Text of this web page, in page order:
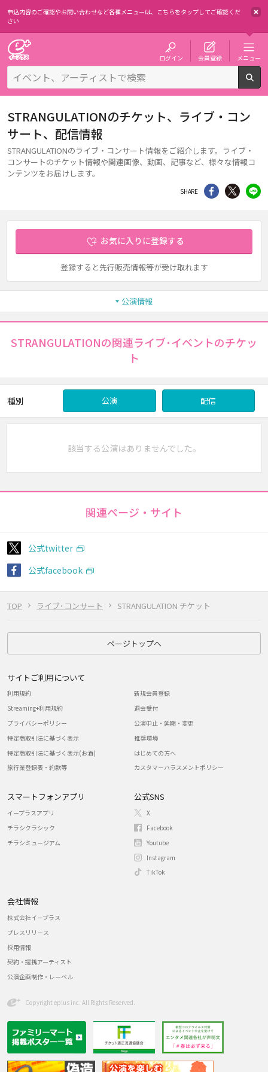
申込内容のご確認やお問い合わせなど各種メニューは、 こちらをタップしてご確認くだ
さい
ログイン 会員登録 メニュー
TOP ライブ･コンサート STRANGULATION チケット
STRANGULATIONのチケット、ライブ・コン
サート、配信情報
STRANGULATIONのライブ・コンサート情報をご紹介します。ライブ・
コンサートのチケット情報や関連画像、動画、記事など、様々な情報コ
ンテンツをお届けします。
SHARE シェア Twitter
お気に入りに登録する
登録すると先行販売情報等が受け取れます
公演情報
STRANGULATIONの関連ライブ･イベントのチケッ
ト
種別 公演 配信
該当する公演はありませんでした。
関連ページ・サイト
公式twitter
公式facebook
ページトップへ
サイトご利用について
利用規約
Streaming+利用規約
プライバシーポリシー
特定商取引法に基づく表示
特定商取引法に基づく表示(お酒)
旅行業登録表・約款等
新規会員登録
退会受付
公演中止・延期・変更
推奨環境
はじめての方へ
カスタマーハラスメントポリシー
スマートフォンアプリ
イープラスアプリ
チラシクラシック
チラシミュージアム
公式SNS
X
Facebook
Youtube
Instagram
TikTok
会社情報
株式会社イープラス
プレスリリース
採用情報
契約・提携アーティスト
公演企画制作・レーベル
Copyright eplus inc. All Rights Reserved.